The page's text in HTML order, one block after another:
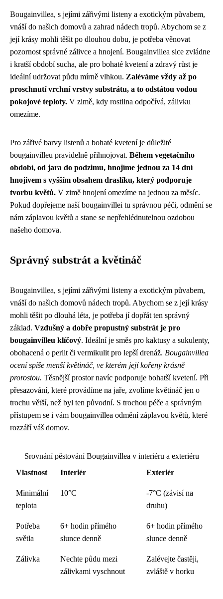
Bougainvillea, s jejími zářivými listeny a exotickým půvabem,
vnáší do našich domovů a zahrad nádech tropů. Abychom se z
její krásy mohli těšit po dlouhou dobu, je potřeba věnovat
pozornost správné zálivce a hnojení. Bougainvillea sice zvládne
i kratší období sucha, ale pro bohaté kvetení a zdravý růst je
ideální udržovat půdu mírně vlhkou. Zaléváme vždy až po
proschnutí vrchní vrstvy substrátu, a to odstátou vodou
pokojové teploty. V zimě, kdy rostlina odpočívá, zálivku
omezíme.
Pro zářivé barvy listenů a bohaté kvetení je důležité
bougainvilleu pravidelně přihnojovat. Během vegetačního
období, od jara do podzimu, hnojíme jednou za 14 dní
hnojivem s vyšším obsahem draslíku, který podporuje
tvorbu květů. V zimě hnojení omezíme na jednou za měsíc.
Pokud dopřejeme naší bougainvillei tu správnou péči, odmění se
nám záplavou květů a stane se nepřehlédnutelnou ozdobou
našeho domova.
Správný substrát a květináč
Bougainvillea, s jejími zářivými listeny a exotickým půvabem,
vnáší do našich domovů nádech tropů. Abychom se z její krásy
mohli těšit po dlouhá léta, je potřeba jí dopřát ten správný
základ. Vzdušný a dobře propustný substrát je pro
bougainvilleu klíčový. Ideální je směs pro kaktusy a sukulenty,
obohacená o perlit či vermikulit pro lepší drenáž. Bougainvillea
ocení spíše menší květináč, ve kterém její kořeny krásně
prorostou. Těsnější prostor navíc podporuje bohatší kvetení. Při
přesazování, které provádíme na jaře, zvolíme květináč jen o
trochu větší, než byl ten původní. S trochou péče a správným
přístupem se i vám bougainvillea odmění záplavou květů, které
rozzáří váš domov.
Srovnání pěstování Bougainvillea v interiéru a exteriéru
Vlastnost
Interiér Exteriér
Minimální
teplota
10°C
-7°C (závisí na
druhu)
Potřeba
světla
6+ hodin přímého
slunce denně
6+ hodin přímého
slunce denně
Zálivka
Nechte půdu mezi
zálivkami vyschnout
Zalévejte častěji,
zvláště v horku